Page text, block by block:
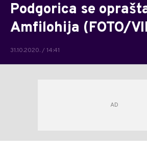
Podgorica se
Amfilohija (FOTO/
31.10.2020. / 14:41